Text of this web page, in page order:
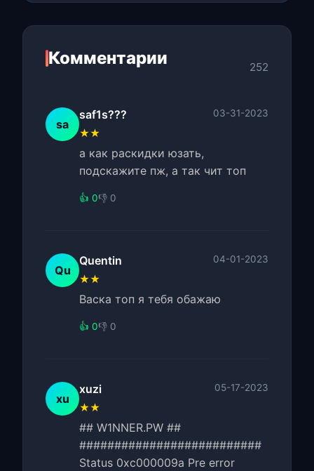
Комментарии 252
sa
saf1s??? 03-31-2023
★★
а как раскидки юзать,
подскажите пж, а так чит топ
👍 0👎 0
Qu
Quentin 04-01-2023
★★
Васка топ я тебя обажаю
👍 0👎 0
xu
xuzi 05-17-2023
★★
## W1NNER.PW ##
##########################
Status 0xc000009a Pre error